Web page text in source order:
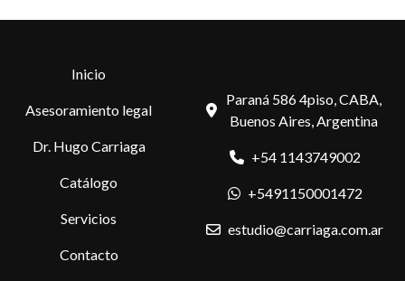
Inicio
Asesoramiento legal
Dr. Hugo Carriaga
Catálogo
Servicios
Contacto
Paraná 586 4piso, CABA,
Buenos Aires, Argentina
+54 1143749002
+5491150001472
estudio@carriaga.com.ar